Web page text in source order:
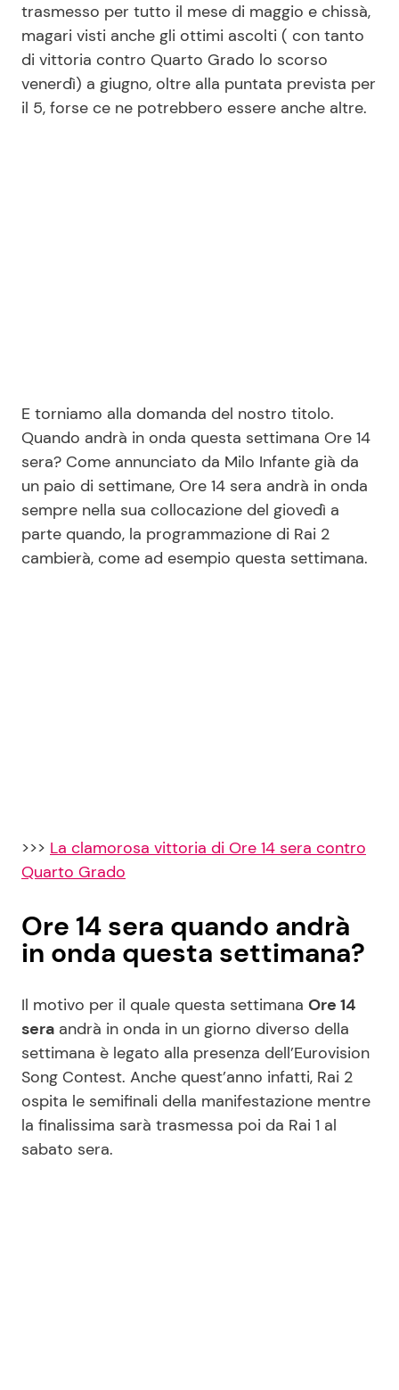
News benessere
Salute
Viaggi e Turismo
Primi Piatti
Ricette Facili e Veloci
Disclaimer e Privacy
Redazione
Contattaci
Pubblicità
Privacy Policy
trasmesso per tutto il mese di maggio e chissà,
magari visti anche gli ottimi ascolti ( con tanto
di vittoria contro Quarto Grado lo scorso
venerdì) a giugno, oltre alla puntata prevista per
il 5, forse ce ne potrebbero essere anche altre.
E torniamo alla domanda del nostro titolo.
Quando andrà in onda questa settimana Ore 14
sera? Come annunciato da Milo Infante già da
un paio di settimane, Ore 14 sera andrà in onda
sempre nella sua collocazione del giovedì a
parte quando, la programmazione di Rai 2
cambierà, come ad esempio questa settimana.
>>> La clamorosa vittoria di Ore 14 sera contro
Quarto Grado
Ore 14 sera quando andrà
in onda questa settimana?
Il motivo per il quale questa settimana Ore 14
sera andrà in onda in un giorno diverso della
settimana è legato alla presenza dell’Eurovision
Song Contest. Anche quest’anno infatti, Rai 2
ospita le semifinali della manifestazione mentre
la finalissima sarà trasmessa poi da Rai 1 al
sabato sera.